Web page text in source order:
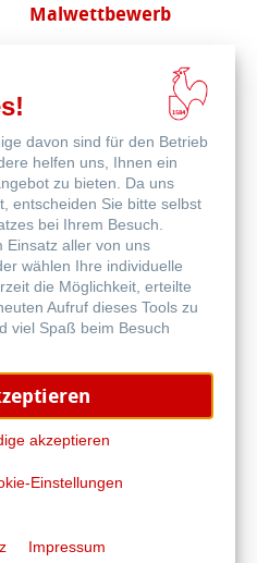
Malwettbewerb
Skizzenpapiere
Skizzenbücher
davon sind für den Betrieb
helfen uns, Ihnen ein
zu bieten. Da uns
entscheiden Sie bitte selbst
bei Ihrem Besuch.
Einsatz aller von uns
wählen Ihre individuelle
die Möglichkeit, erteilte
Aufruf dieses Tools zu
viel Spaß beim Besuch
akzeptieren
Einstellungen
Impressum